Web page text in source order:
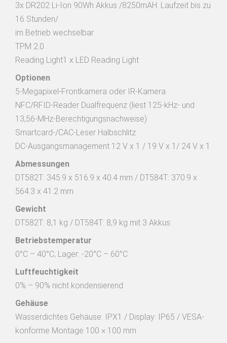
3x DR202 Li-Ion 90Wh Akkus /8250mAH. Laufzeit bis zu
16 Stunden/
im Betrieb wechselbar
TPM 2.0
Reading Light1 x LED Reading Light
Optionen
5-Megapixel-Frontkamera oder IR-Kamera
NFC/RFID-Reader Dualfrequenz (liest 125-kHz- und
13,56-MHz-Berechtigungsnachweise)
Smartcard-/CAC-Leser Halbschlitz
DC-Ausgangsmanagement 12 V x 1 / 19 V x 1/ 24 V x 1
Abmessungen
DT582T: 345.9 x 516.9 x 40.4 mm / DT584T: 370.9 x
564.3 x 41.2 mm
Gewicht
DT582T: 8,1 kg / DT584T: 8,9 kg mit 3 Akkus
Betriebstemperatur
0°C – 40°C; Lager: -20°C – 60°C
Luftfeuchtigkeit
0% – 90% nicht kondensierend
Gehäuse
Wasserdichtes Gehäuse: IPX1 / Display: IP65 / VESA-
konforme Montage 100 × 100 mm